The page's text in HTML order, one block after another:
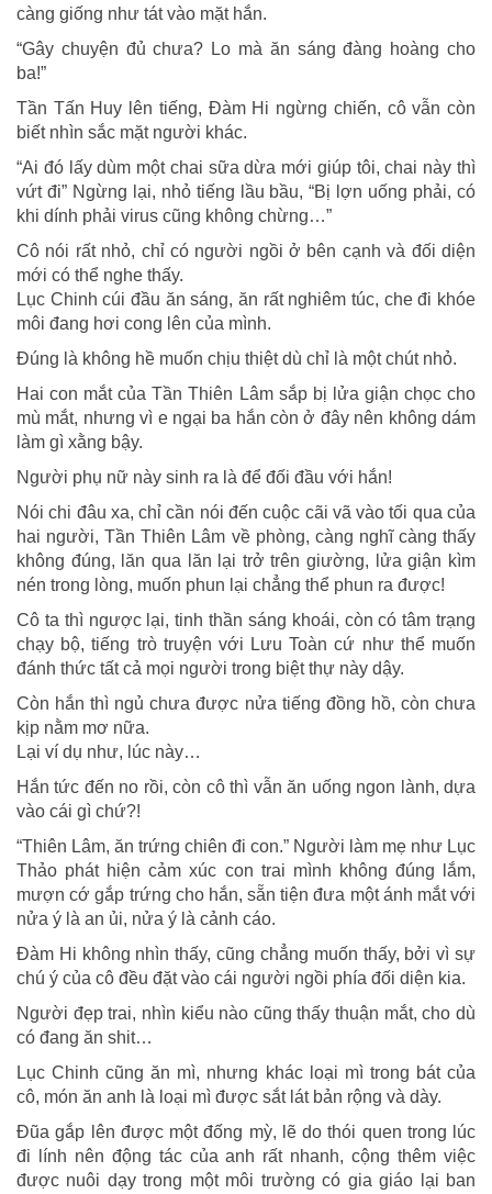
càng giống như tát vào mặt hắn.
“Gây chuyện đủ chưa? Lo mà ăn sáng đàng hoàng cho
ba!”
Tần Tấn Huy lên tiếng, Đàm Hi ngừng chiến, cô vẫn còn
biết nhìn sắc mặt người khác.
“Ai đó lấy dùm một chai sữa dừa mới giúp tôi, chai này thì
vứt đi” Ngừng lại, nhỏ tiếng lầu bầu, “Bị lợn uống phải, có
khi dính phải virus cũng không chừng…”
Cô nói rất nhỏ, chỉ có người ngồi ở bên cạnh và đối diện
mới có thể nghe thấy.
Lục Chinh cúi đầu ăn sáng, ăn rất nghiêm túc, che đi khóe
môi đang hơi cong lên của mình.
Đúng là không hề muốn chịu thiệt dù chỉ là một chút nhỏ.
Hai con mắt của Tần Thiên Lâm sắp bị lửa giận chọc cho
mù mắt, nhưng vì e ngại ba hắn còn ở đây nên không dám
làm gì xằng bậy.
Người phụ nữ này sinh ra là để đối đầu với hắn!
Nói chi đâu xa, chỉ cần nói đến cuộc cãi vã vào tối qua của
hai người, Tần Thiên Lâm về phòng, càng nghĩ càng thấy
không đúng, lăn qua lăn lại trở trên giường, lửa giận kìm
nén trong lòng, muốn phun lại chẳng thể phun ra được!
Cô ta thì ngược lại, tinh thần sáng khoái, còn có tâm trạng
chạy bộ, tiếng trò truyện với Lưu Toàn cứ như thể muốn
đánh thức tất cả mọi người trong biệt thự này dậy.
Còn hắn thì ngủ chưa được nửa tiếng đồng hồ, còn chưa
kịp nằm mơ nữa.
Lại ví dụ như, lúc này…
Hắn tức đến no rồi, còn cô thì vẫn ăn uống ngon lành, dựa
vào cái gì chứ?!
“Thiên Lâm, ăn trứng chiên đi con.” Người làm mẹ như Lục
Thảo phát hiện cảm xúc con trai mình không đúng lắm,
mượn cớ gắp trứng cho hắn, sẵn tiện đưa một ánh mắt với
nửa ý là an ủi, nửa ý là cảnh cáo.
Đàm Hi không nhìn thấy, cũng chẳng muốn thấy, bởi vì sự
chú ý của cô đều đặt vào cái người ngồi phía đối diện kia.
Người đẹp trai, nhìn kiểu nào cũng thấy thuận mắt, cho dù
có đang ăn shit…
Lục Chinh cũng ăn mì, nhưng khác loại mì trong bát của
cô, món ăn anh là loại mì được sắt lát bản rộng và dày.
Đũa gắp lên được một đống mỳ, lẽ do thói quen trong lúc
đi lính nên động tác của anh rất nhanh, cộng thêm việc
được nuôi dạy trong một môi trường có gia giáo lại ban